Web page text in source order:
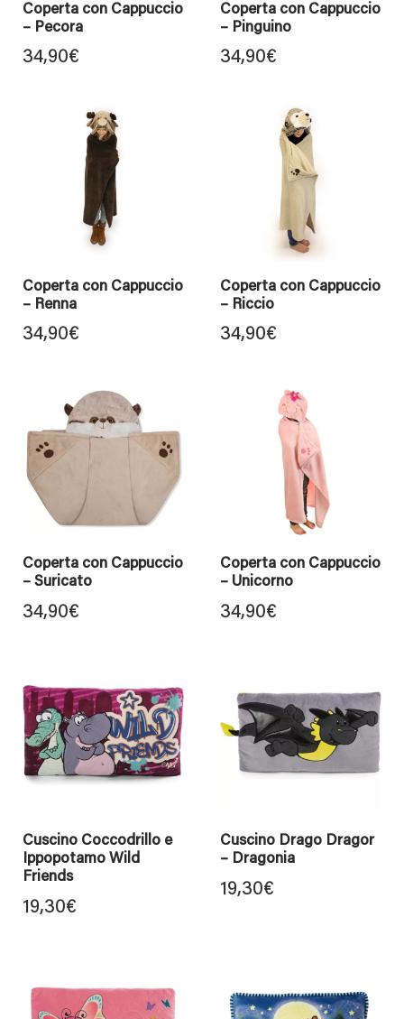
Coperta con Cappuccio
– Pecora
34,90€
Coperta con Cappuccio
– Pinguino
34,90€
Coperta con Cappuccio
– Renna
34,90€
Coperta con Cappuccio
– Riccio
34,90€
Coperta con Cappuccio
– Suricato
34,90€
Coperta con Cappuccio
– Unicorno
34,90€
Cuscino Coccodrillo e
Ippopotamo Wild
Friends
19,30€
Cuscino Drago Dragor
– Dragonia
19,30€